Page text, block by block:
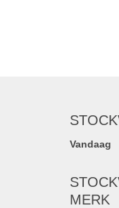
Vandaag
MERK